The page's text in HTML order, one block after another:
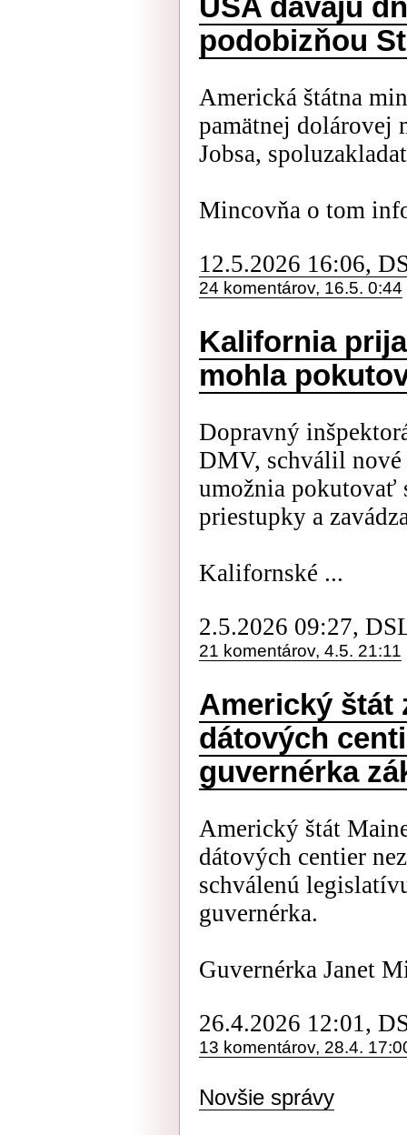
USA dávajú
podobizňou
Americká štátna
pamätnej dolárovej
Jobsa,
Mincovňa o tom
12.5.2026 16:06,
24 komentárov, 16.5. 0:44
Kalifornia
mohla
Dopravný
DMV, schválil
umožnia pokutovať
priestupky a
Kalifornské ...
2.5.2026 09:27,
21 komentárov, 4.5. 21:11
Americký štát
dátových
guvernérka
Americký štát
dátových centier
schválenú
guvernérka.
Guvernérka Janet
26.4.2026 12:01,
13 komentárov, 28.4.
Novšie správy